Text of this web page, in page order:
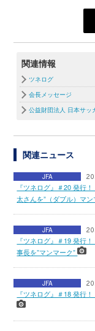
関連情報
ツネログ
会長メッセージ
公益財団法人 日本サッ
関連ニュース
JFA
『ツネログ』＃20 発行
太さんを”（ダブル）マ
JFA
『ツネログ』＃19 発行
事長を”マンマーク”
JFA
『ツネログ』＃18 発行